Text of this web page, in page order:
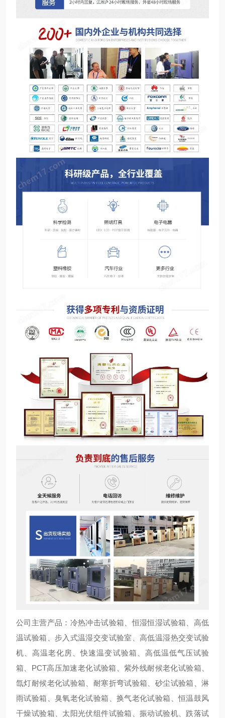
公司主营产品：冷热冲击试验箱、恒湿恒湿试验箱、高低
温试验箱、步入式温湿交变试验室、高低温湿热交变试验
机、高温老化房、快速温变试验箱、高低温低气压试验
箱、PCT高压加速老化试验箱、紫外线耐候老化试验箱、
氙灯耐候老化试验箱、耐寒折弯试验箱、砂尘试验箱、淋
雨试验箱、臭氧老化试验箱、换气老化试验箱、恒温鼓风
干燥试验箱、太阳光伏组件试验箱、振动试验机、跌落试